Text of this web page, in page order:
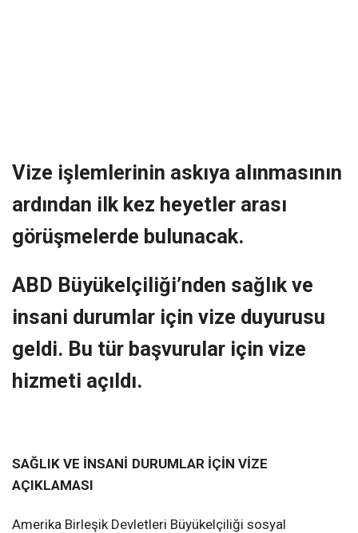
Vize işlemlerinin askıya alınmasının
ardından ilk kez heyetler arası
görüşmelerde bulunacak.
ABD Büyükelçiliği’nden sağlık ve
insani durumlar için vize duyurusu
geldi. Bu tür başvurular için vize
hizmeti açıldı.
SAĞLIK VE İNSANİ DURUMLAR İÇİN VİZE
AÇIKLAMASI
Amerika Birleşik Devletleri Büyükelçiliği sosyal